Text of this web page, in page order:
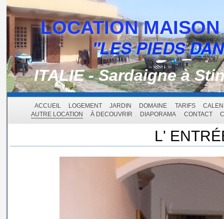
LOCATION MAISON
"LES PIEDS
ITALIE - Sardaigne à
ACCUEIL LOGEMENT JARDIN DOMAINE TARIFS
AUTRE LOCATION
À DECOUVRIR DIAPORAMA CONTACT
L'